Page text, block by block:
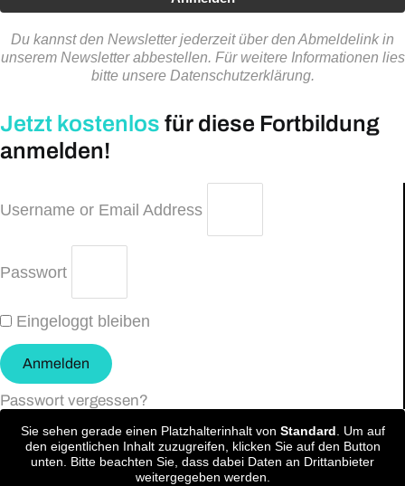
Du kannst den Newsletter jederzeit über den Abmeldelink in
unserem Newsletter abbestellen. Für weitere Informationen lies
bitte unsere Datenschutzerklärung.
Jetzt kostenlos für diese Fortbildung
anmelden!
Username or Email Address
Passwort
Eingeloggt bleiben
Anmelden
Passwort vergessen?
Sie sehen gerade einen Platzhalterinhalt von Standard. Um auf
den eigentlichen Inhalt zuzugreifen, klicken Sie auf den Button
unten. Bitte beachten Sie, dass dabei Daten an Drittanbieter
weitergegeben werden.